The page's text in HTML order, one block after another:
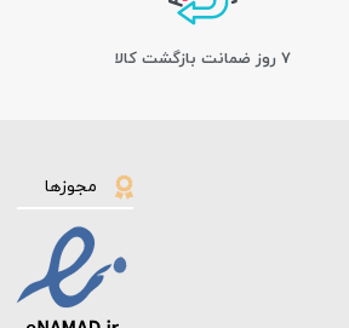
7 روز ضمانت بازگشت کالا
مجوزها